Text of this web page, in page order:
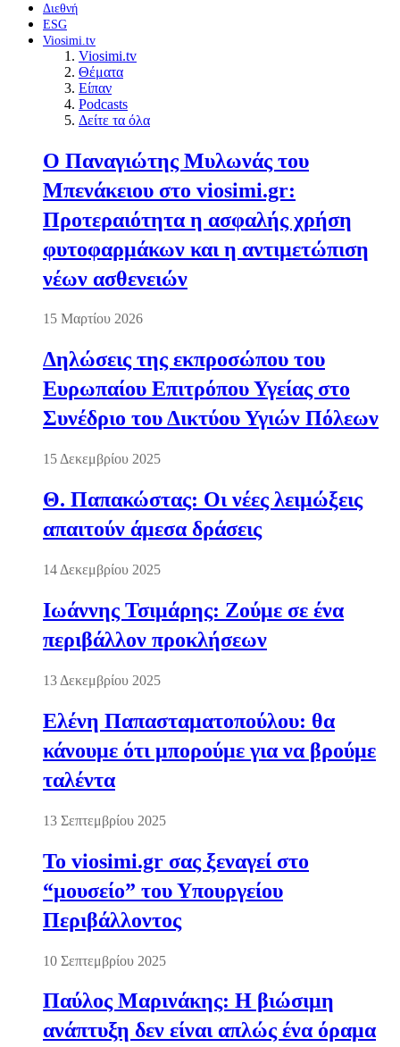
Διεθνή
ESG
Viosimi.tv
Viosimi.tv
Θέματα
Είπαν
Podcasts
Δείτε τα όλα
Ο Παναγιώτης Μυλωνάς του
Μπενάκειου στο viosimi.gr:
Προτεραιότητα η ασφαλής χρήση
φυτοφαρμάκων και η αντιμετώπιση
νέων ασθενειών
15 Μαρτίου 2026
Δηλώσεις της εκπροσώπου του
Ευρωπαίου Επιτρόπου Υγείας στο
Συνέδριο του Δικτύου Υγιών Πόλεων
15 Δεκεμβρίου 2025
Θ. Παπακώστας: Οι νέες λειμώξεις
απαιτούν άμεσα δράσεις
14 Δεκεμβρίου 2025
Ιωάννης Τσιμάρης: Ζούμε σε ένα
περιβάλλον προκλήσεων
13 Δεκεμβρίου 2025
Ελένη Παπασταματοπούλου: θα
κάνουμε ότι μπορούμε για να βρούμε
ταλέντα
13 Σεπτεμβρίου 2025
Το viosimi.gr σας ξεναγεί στο
“μουσείο” του Υπουργείου
Περιβάλλοντος
10 Σεπτεμβρίου 2025
Παύλος Μαρινάκης: Η βιώσιμη
ανάπτυξη δεν είναι απλώς ένα όραμα